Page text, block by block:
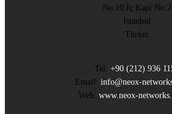
No:10 İç Kapı No:2
İstanbul
Türkei
Tel: +90 (212) 936
Email: info@neox-
Web: www.neox-